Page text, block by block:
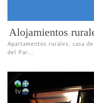
Alojamientos
Apartamentos rurales, casa
del Par...